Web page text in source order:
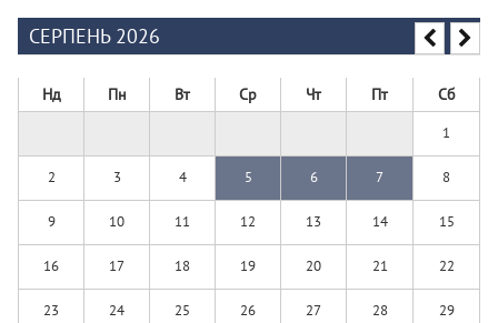
СЕРПЕНЬ 2026
Нд Пн Вт Ср Чт Пт Сб
1
2 3 4 5 6 7 8
9 10 11 12 13 14 15
16 17 18 19 20 21 22
23 24 25 26 27 28 29